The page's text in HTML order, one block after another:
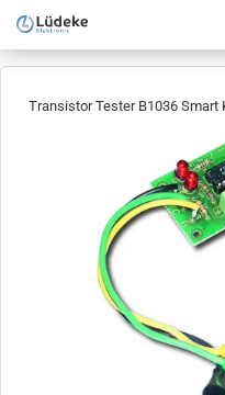
Transistor Tester B1036 Smart